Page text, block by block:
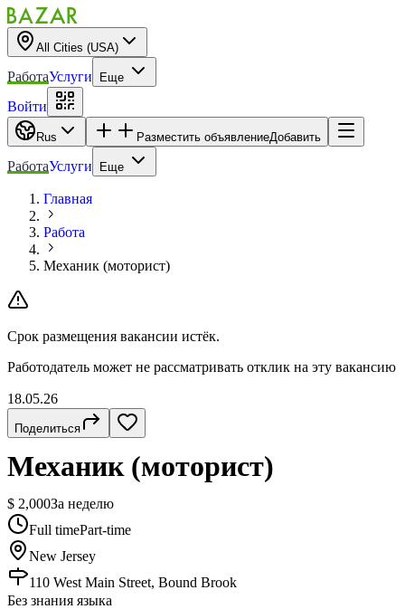
All Cities (USA)
РаботаУслуги Еще
Войти
Rus Разместить объявлениеДобавить
РаботаУслуги Еще
Главная
Работа
Механик (моторист)
Срок размещения вакансии истёк.
Работодатель может не рассматривать отклик на эту вакансию
18.05.26
Поделиться
Механик (моторист)
$ 2,000За неделю
Full timePart-time
New Jersey
110 West Main Street, Bound Brook
Без знания языка